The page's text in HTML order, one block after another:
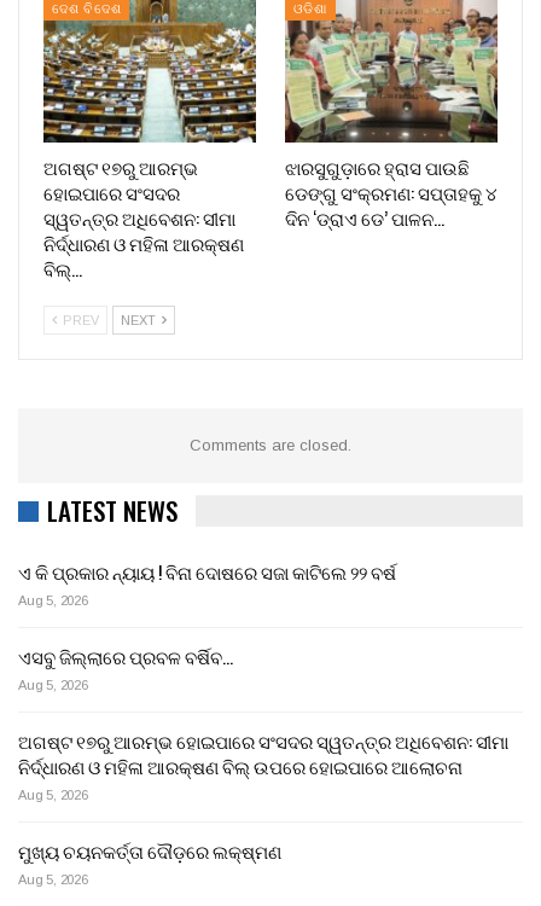
ଦେଶ ବିଦେଶ
ଅଗଷ୍ଟ ୧୭ରୁ ଆରମ୍ଭ
ହୋଇପାରେ ସଂସଦର
ସ୍ୱତନ୍ତ୍ର ଅଧିବେଶନ: ସୀମା
ନିର୍ଦ୍ଧାରଣ ଓ ମହିଳା ଆରକ୍ଷଣ
ବିଲ୍…
ଓଡିଶା
ଝାରସୁଗୁଡ଼ାରେ ହ୍ରାସ ପାଉଛି
ଡେଙ୍ଗୁ ସଂକ୍ରମଣ: ସପ୍ତାହକୁ ୪
ଦିନ ‘ଡ୍ରାଏ ଡେ’ ପାଳନ…
PREV NEXT
Comments are closed.
LATEST NEWS
ଏ କି ପ୍ରକାର ନ୍ୟାୟ ! ବିନା ଦୋଷରେ ସଜା କାଟିଲେ ୨୨ ବର୍ଷ
Aug 5, 2026
ଏସବୁ ଜିଲ୍ଲାରେ ପ୍ରବଳ ବର୍ଷିବ…
Aug 5, 2026
ଅଗଷ୍ଟ ୧୭ରୁ ଆରମ୍ଭ ହୋଇପାରେ ସଂସଦର ସ୍ୱତନ୍ତ୍ର ଅଧିବେଶନ: ସୀମା
ନିର୍ଦ୍ଧାରଣ ଓ ମହିଳା ଆରକ୍ଷଣ ବିଲ୍ ଉପରେ ହୋଇପାରେ ଆଲୋଚନା
Aug 5, 2026
ମୁଖ୍ୟ ଚୟନକର୍ତ୍ତା ଦୌଡ଼ରେ ଲକ୍ଷ୍ମଣ
Aug 5, 2026